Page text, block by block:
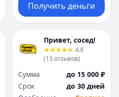
Получить деньги
Привет, сосед!
4.8
(13 отзывов)
Сумма
до 15 000 ₽
Срок
до 30 дней